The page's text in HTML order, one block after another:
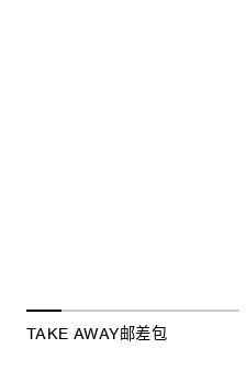
TAKE AWAY邮差包